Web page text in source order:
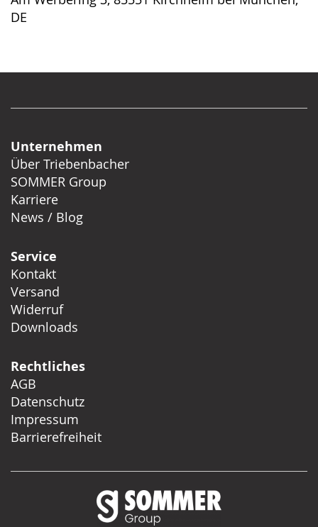
DE
Unternehmen
Über Triebenbacher
SOMMER Group
Karriere
News / Blog
Service
Kontakt
Versand
Widerruf
Downloads
Rechtliches
AGB
Datenschutz
Impressum
Barrierefreiheit